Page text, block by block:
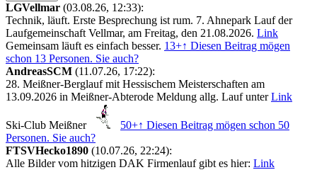
LGVellmar (03.08.26, 12:33):
Technik, läuft. Erste Besprechung ist rum. 7. Ahnepark Lauf der
Laufgemeinschaft Vellmar, am Freitag, den 21.08.2026. Link
Gemeinsam läuft es einfach besser. 13+↑ Diesen Beitrag mögen
schon 13 Personen. Sie auch?
AndreasSCM (11.07.26, 17:22):
28. Meißner-Berglauf mit Hessischem Meisterschaften am
13.09.2026 in Meißner-Abterode Meldung allg. Lauf unterLink
Ski-Club Meißner 50+↑ Diesen Beitrag mögen schon 50
Personen. Sie auch?
FTSVHecko1890 (10.07.26, 22:24):
Alle Bilder vom hitzigen DAK Firmenlauf gibt es hier: Link